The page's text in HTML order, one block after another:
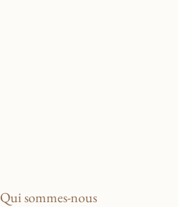
Qui sommes-nous